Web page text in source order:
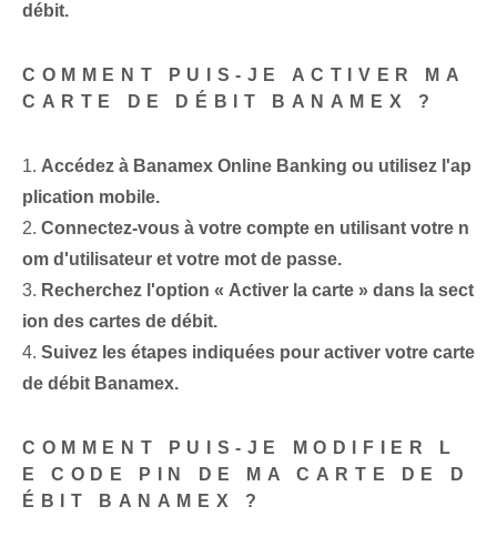
débit.
COMMENT PUIS-JE ACTIVER MA
CARTE DE DÉBIT BANAMEX ?
1.⁤ Accédez à Banamex Online Banking ou utilisez l'ap
plication mobile.
2. Connectez-vous à votre compte en utilisant votre n
om d'utilisateur et votre mot de passe.
3. Recherchez l'option « Activer la carte » dans la sect
ion des cartes de débit.
4. Suivez les ⁤étapes indiquées pour ⁤activer votre carte
de débit Banamex.
COMMENT PUIS-JE MODIFIER L
E CODE PIN DE MA CARTE DE D
ÉBIT BANAMEX ?